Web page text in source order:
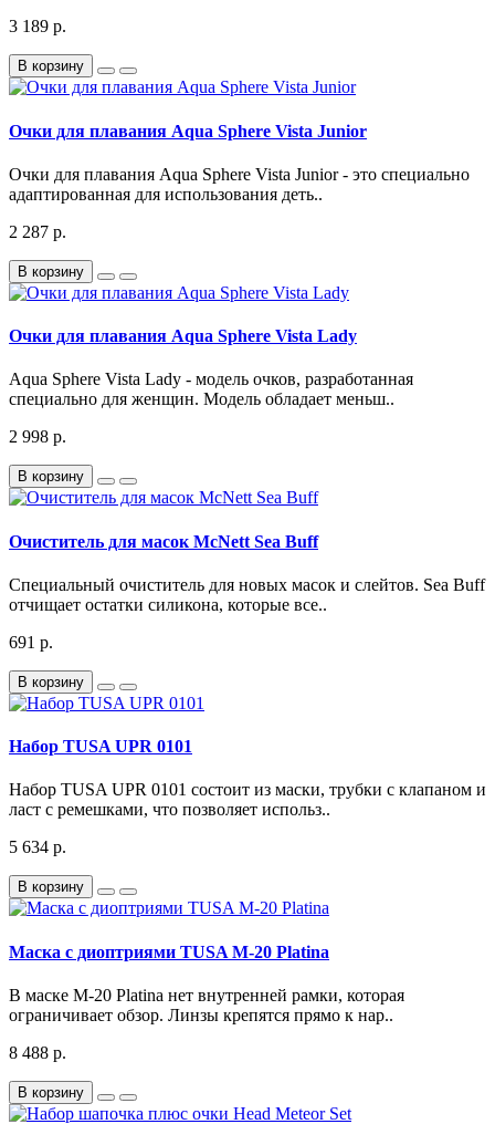
3 189 р.
В корзину
Очки для плавания Aqua Sphere Vista Junior
Очки для плавания Aqua Sphere Vista Junior - это специально
адаптированная для использования деть..
2 287 р.
В корзину
Очки для плавания Aqua Sphere Vista Lady
Aqua Sphere Vista Lady - модель очков, разработанная
специально для женщин. Модель обладает меньш..
2 998 р.
В корзину
Очиститель для масок McNett Sea Buff
Специальный очиститель для новых масок и слейтов. Sea Buff
отчищает остатки силикона, которые все..
691 р.
В корзину
Набор TUSA UPR 0101
Набор TUSA UPR 0101 состоит из маски, трубки с клапаном и
ласт с ремешками, что позволяет использ..
5 634 р.
В корзину
Маска с диоптриями TUSA M-20 Platina
В маске M-20 Platina нет внутренней рамки, которая
ограничивает обзор. Линзы крепятся прямо к нар..
8 488 р.
В корзину